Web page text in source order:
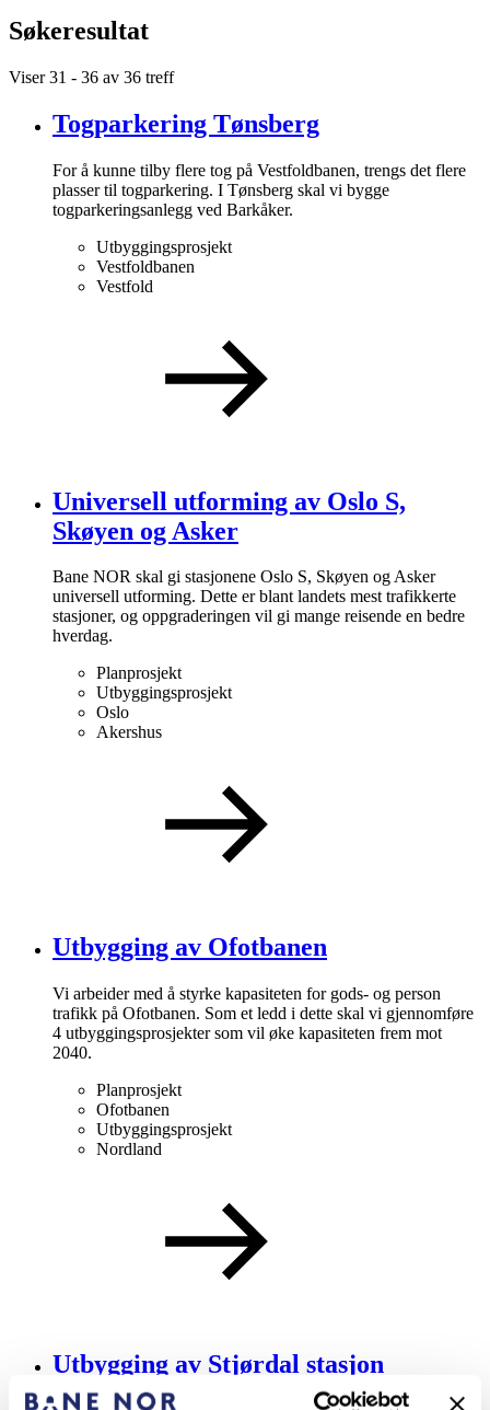
Søkeresultat
Viser31 - 36 av 36 treff
Togparkering Tønsberg
For å kunne tilby flere tog på Vestfoldbanen, trengs det flere
plasser til togparkering. I Tønsberg skal vi bygge
togparkeringsanlegg ved Barkåker.
Utbyggingsprosjekt
Vestfoldbanen
Vestfold
Universell utforming av Oslo S,
Skøyen og Asker
Bane NOR skal gi stasjonene Oslo S, Skøyen og Asker
universell utforming. Dette er blant landets mest trafikkerte
stasjoner, og oppgraderingen vil gi mange reisende en bedre
hverdag.
Planprosjekt
Utbyggingsprosjekt
Oslo
Akershus
Utbygging av Ofotbanen
Vi arbeider med å styrke kapasiteten for gods- og person
trafikk på Ofotbanen. Som et ledd i dette skal vi gjennomføre
4 utbyggingsprosjekter som vil øke kapasiteten frem mot
2040.
Planprosjekt
Ofotbanen
Utbyggingsprosjekt
Nordland
Utbygging av Stjørdal stasjon